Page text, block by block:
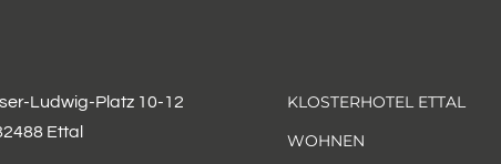
Ludwig-Platz 10-12
Ettal
KLOSTERHOTEL ETTAL
WOHNEN